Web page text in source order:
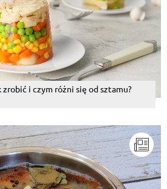
problemu można też przygotować
budyń ugotować na mleku
przekładać krakersami (herbatniki
mleko bądź serwatkę), zamiast
masło orzechowe, ubić wege
ciasto bez niej) i posypać
Odpowiedz
Na wierzch posypuję startą
ale przepyszne.
Odpowiedz
zrobić i czym różni się od sztamu?